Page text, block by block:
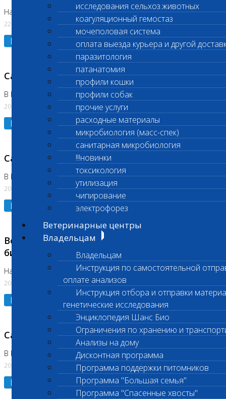
исследования сельхоз.животных
коагуляционный гемостаз
мочеполовая система
оплата выезда курьера и другой
паразитология
патанатомия
профили кошки
профили собак
прочие услуги
расходные материалы
микробиология (масс-спек)
санитарная микробиология
!!!новинки
токсикология
утилизация
чипирование
электрофорез
Ветеринарные центры
Владельцам
Владельцам
Инструкция по самостоятельной
оплате анализов
Инструкция отбора и отправки
генетические исследования
Энциклопедия Шанс Био
Ограничения по хранению и
Анализы на дому
Дисконтная программа
Программа поддержки питомников
Программа "Большая семья"
Программа "Спасенные хвосты"
На Нагорной. Код ( 123,310,309)
22.07.2026
Подробнее
Санитарные дни
В Коломне 24.07.2026 и 28.07.2026
20.07.2026
Подробнее
Санитарный день
В Бутово 21.07.2026
20.07.2026
Подробнее
Возобновлено выполнение срочных
биохимических исследований
На Нагорной
20.07.2026
Подробнее
Санитарный день
В Коломне 20.07.2026
20.07.2026
Подробнее